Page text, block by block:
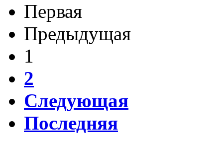
Первая
Предыдущая
1
2
Следующая
Последняя